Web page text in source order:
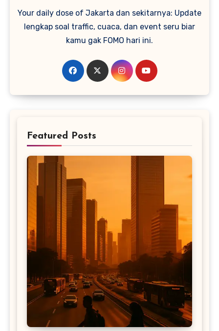
Your daily dose of Jakarta dan sekitarnya: Update
lengkap soal traffic, cuaca, dan event seru biar
kamu gak FOMO hari ini.
Featured Posts